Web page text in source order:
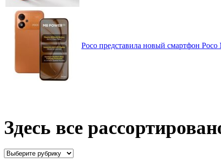
Poco представила новый смартфон
Здесь все
Здесь